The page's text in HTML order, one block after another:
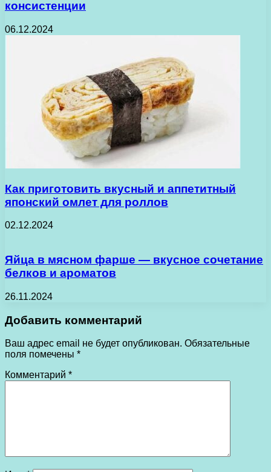
консистенции
06.12.2024
Как приготовить вкусный и аппетитный
японский омлет для роллов
02.12.2024
Яйца в мясном фарше — вкусное сочетание
белков и ароматов
26.11.2024
Добавить комментарий
Ваш адрес email не будет опубликован. Обязательные
поля помечены *
Комментарий *